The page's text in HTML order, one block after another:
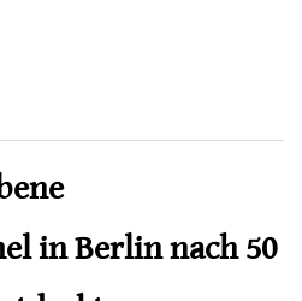
in Berlin nach 50